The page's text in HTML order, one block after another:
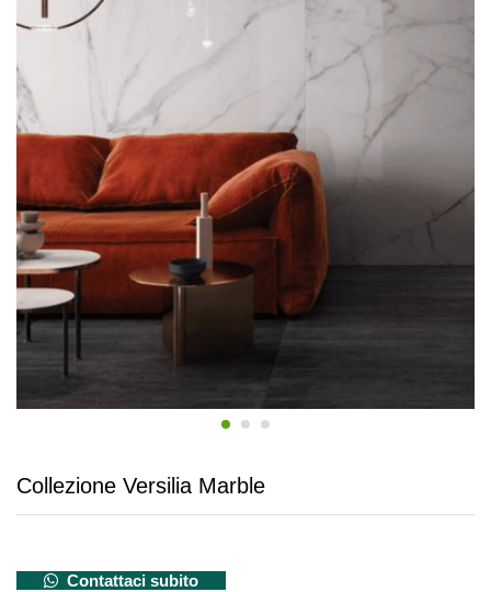
Collezione Versilia Marble
Contattaci subito